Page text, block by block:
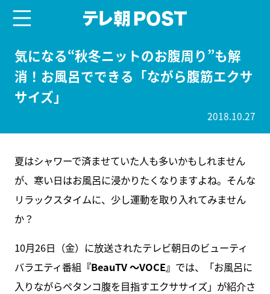
気になる“秋冬ニットのお腹周り”も解
消！お風呂でできる「ながら腹筋エクサ
サイズ」
2018.10.27
夏はシャワーで済ませていた人も多いかもしれません
が、寒い日はお風呂に浸かりたくなりますよね。そんな
リラックスタイムに、少し運動を取り入れてみません
か？
10月26日（金）に放送されたテレビ朝日のビューティ
バラエティ番組 『BeauTV ～VOCE』 では、「お風呂に
入りながらペタンコ腹を目指すエクササイズ」が紹介さ